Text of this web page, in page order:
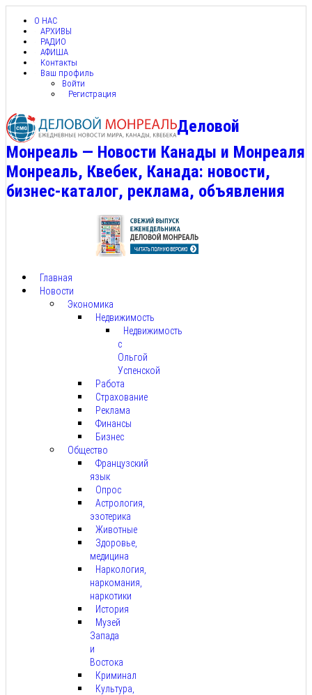
О НАС
АРХИВЫ
РАДИО
АФИША
Контакты
Ваш профиль
Войти
Регистрация
Деловой
Монреаль — Новости Канады и Монреаля
Монреаль, Квебек, Канада: новости,
бизнес-каталог, реклама, объявления
Главная
Новости
Экономика
Недвижимость
Недвижимость
с
Ольгой
Успенской
Работа
Страхование
Реклама
Финансы
Бизнес
Общество
Французский
язык
Опрос
Астрология,
эзотерика
Животные
Здоровье,
медицина
Наркология,
наркомания,
наркотики
История
Музей
Запада
и
Востока
Криминал
Культура,